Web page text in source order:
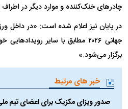
چادر‌های خنک‌کننده و موارد دیگر در
در پایان نیز اعلام شده است: «در داخل
جهانی ۲۰۲۶ مطابق با سایر
برگزار می‌شود.»
خبر های مرتبط
صدور ویزای مکزیک برای اعضای تیم